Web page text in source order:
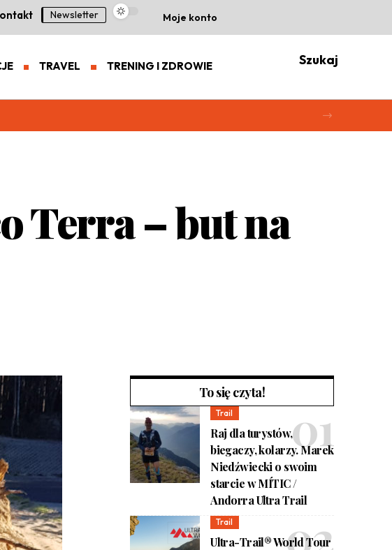
Newsletter Moje konto
TRAVEL TRENING I ZDROWIE Szukaj
Terra – but na
To się czyta!
Trail
Raj dla turystów,
biegaczy, kolarzy. Marek
Niedźwiecki o swoim
starcie w MÍTIC /
Andorra Ultra Trail
Trail
Ultra-Trail® World Tour